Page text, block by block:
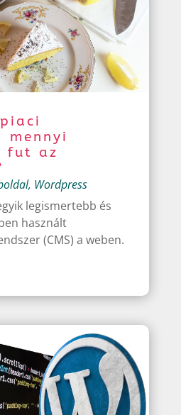
mennyi
fut az
, Wordpress
legismertebb és
használt
(CMS) a weben.